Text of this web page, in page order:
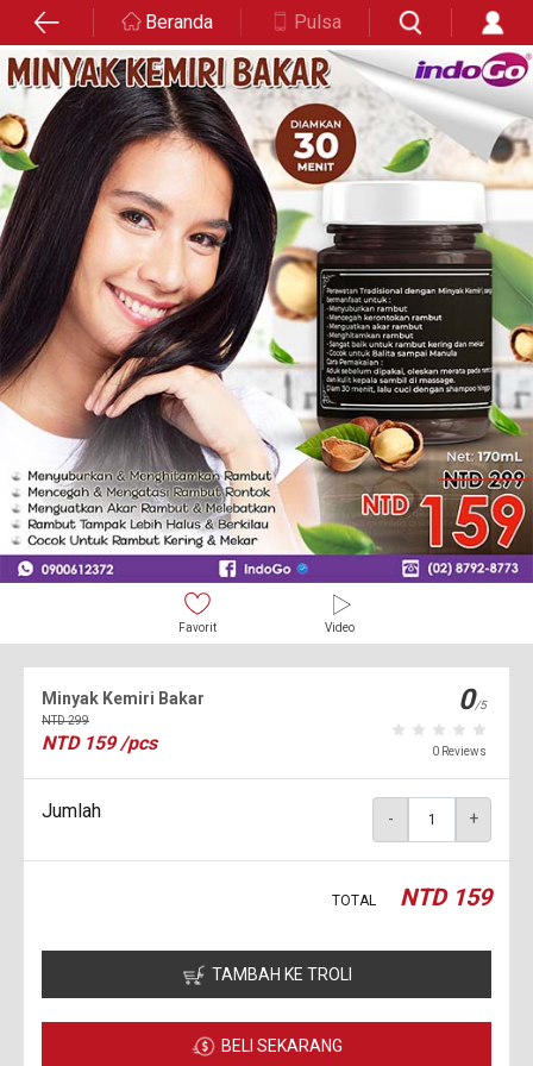
Beranda Pulsa
Favorit Video
Minyak Kemiri Bakar
NTD299
NTD 159 /pcs
0/5
0 Reviews
Jumlah - +
TOTAL NTD 159
TAMBAH KE TROLI
BELI SEKARANG